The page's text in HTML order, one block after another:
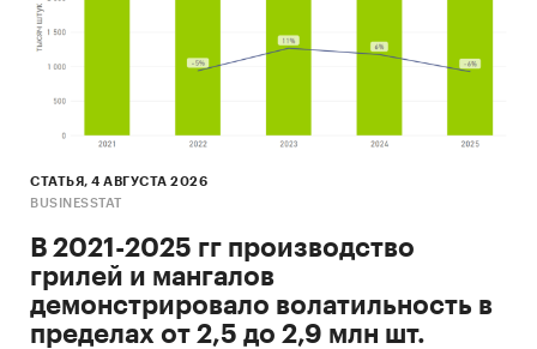
Источник: TK Solutions
Категории:
Россия
СТАТЬЯ, 4 АВГУСТА 2026
BUSINESSTAT
В 2021-2025 гг производство
грилей и мангалов
демонстрировало волатильность в
пределах от 2,5 до 2,9 млн шт.